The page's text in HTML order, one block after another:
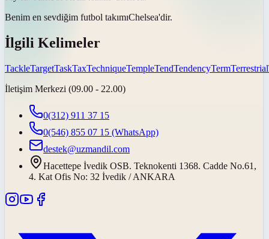
Benim en sevdiğim futbol takımıChelsea'dir.
İlgili Kelimeler
TackleTargetTaskTaxTechniqueTempleTendTendencyTermTerrestrial
İletişim Merkezi (09.00 - 22.00)
0(312) 911 37 15
0(546) 855 07 15 (WhatsApp)
destek@uzmandil.com
Hacettepe İvedik OSB. Teknokenti 1368. Cadde No.61,
4. Kat Ofis No: 32 İvedik / ANKARA